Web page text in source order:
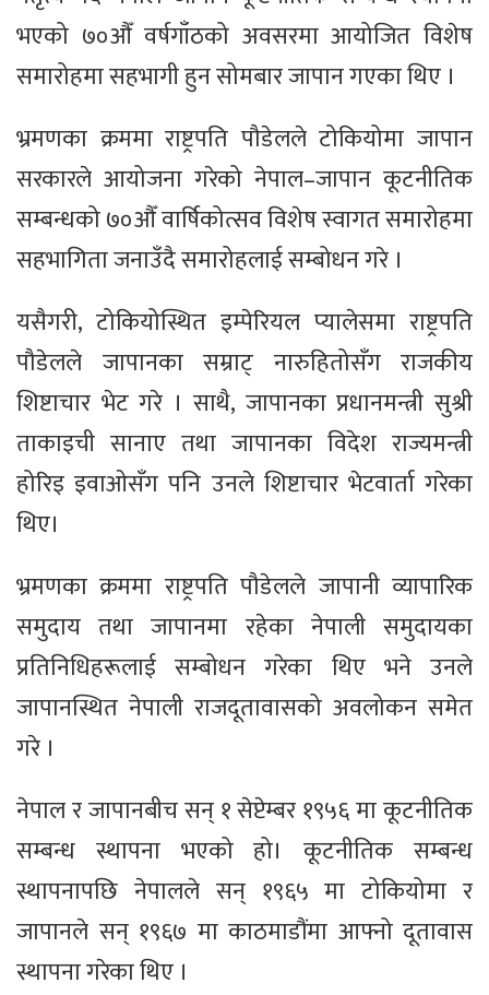
भएको ७०औँ वर्षगाँठको अवसरमा आयोजित विशेष
समारोहमा सहभागी हुन सोमबार जापान गएका थिए ।
भ्रमणका क्रममा राष्ट्रपति पौडेलले टोकियोमा जापान
सरकारले आयोजना गरेको नेपाल–जापान कूटनीतिक
सम्बन्धको ७०औँ वार्षिकोत्सव विशेष स्वागत समारोहमा
सहभागिता जनाउँदै समारोहलाई सम्बोधन गरे ।
यसैगरी, टोकियोस्थित इम्पेरियल प्यालेसमा राष्ट्रपति
पौडेलले जापानका सम्राट् नारुहितोसँग राजकीय
शिष्टाचार भेट गरे । साथै, जापानका प्रधानमन्त्री सुश्री
ताकाइची सानाए तथा जापानका विदेश राज्यमन्त्री
होरिइ इवाओसँग पनि उनले शिष्टाचार भेटवार्ता गरेका
थिए।
भ्रमणका क्रममा राष्ट्रपति पौडेलले जापानी व्यापारिक
समुदाय तथा जापानमा रहेका नेपाली समुदायका
प्रतिनिधिहरूलाई सम्बोधन गरेका थिए भने उनले
जापानस्थित नेपाली राजदूतावासको अवलोकन समेत
गरे ।
नेपाल र जापानबीच सन् १ सेप्टेम्बर १९५६ मा कूटनीतिक
सम्बन्ध स्थापना भएको हो। कूटनीतिक सम्बन्ध
स्थापनापछि नेपालले सन् १९६५ मा टोकियोमा र
जापानले सन् १९६७ मा काठमाडौंमा आफ्नो दूतावास
स्थापना गरेका थिए ।